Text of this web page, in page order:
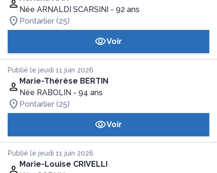
Née ARNALDI SCARSINI - 92 ans
Pontarlier (25)
Voir
Publié le jeudi 11 juin 2026
Marie-Thérèse BERTIN
Née RABOLIN - 94 ans
Pontarlier (25)
Voir
Publié le jeudi 11 juin 2026
Marie-Louise CRIVELLI